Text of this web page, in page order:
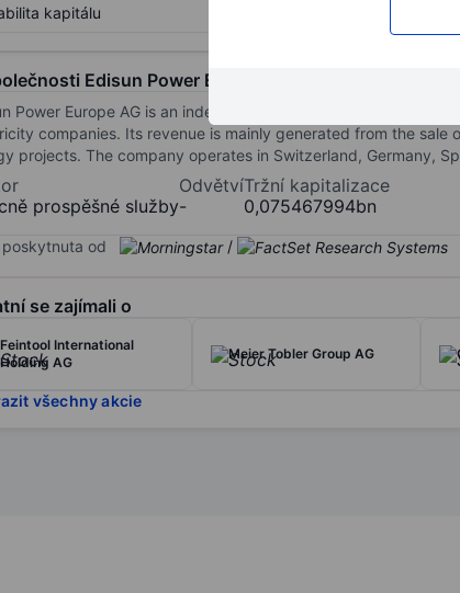
kapitálu
Edisun Power Europe AG
Power Europe AG is an independent power producer that
companies. Its revenue is mainly generated from the
projects. The company operates in Switzerland, Germany,
prospěšné služby
Odvětví
-
Tržní kapitalizace
0,075467994bn
poskytnuta od /
se zajímali o
Feintool International
Holding AG
Meier Tobler Group AG
všechny akcie